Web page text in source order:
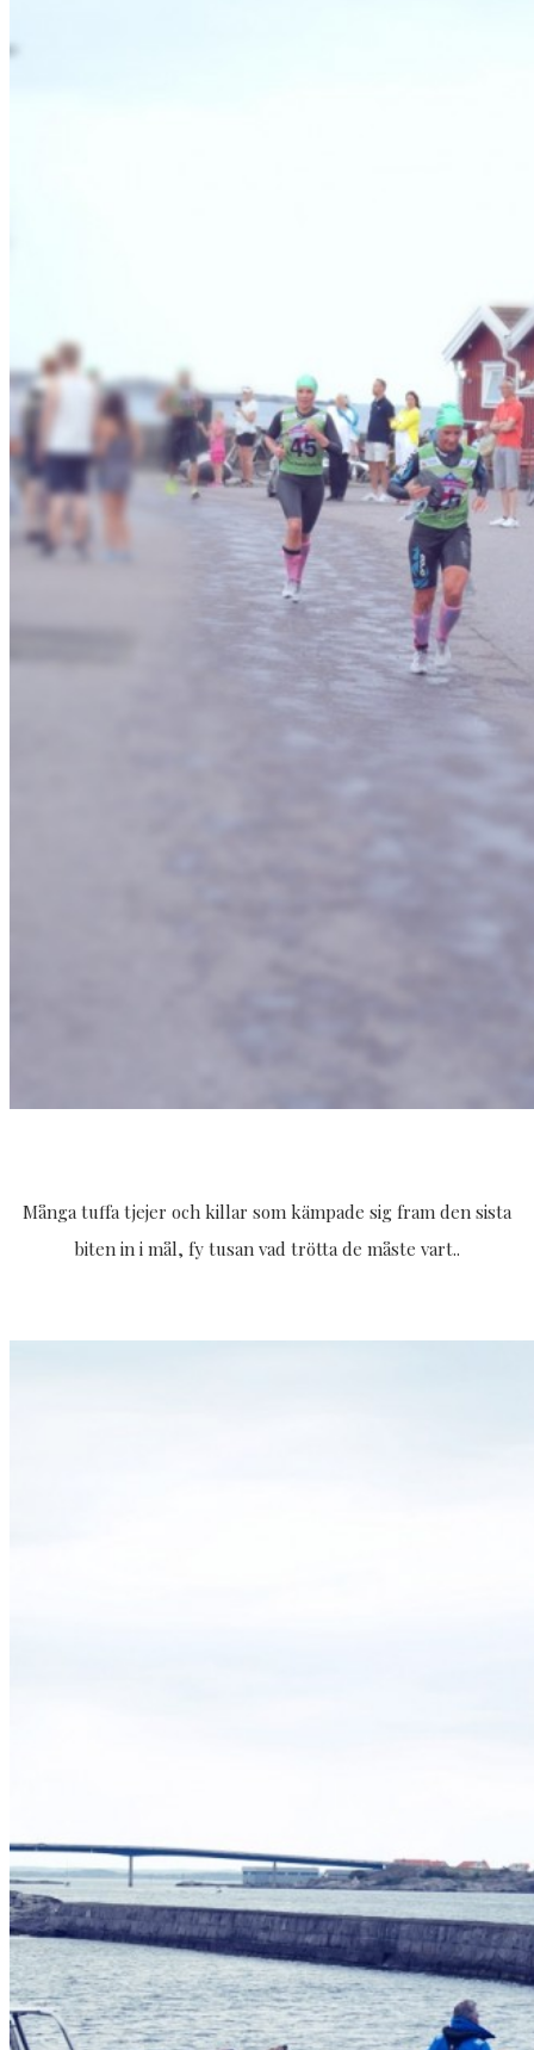
Många tuffa tjejer och killar som kämpade sig fram den sista
biten in i mål, fy tusan vad trötta de måste vart..